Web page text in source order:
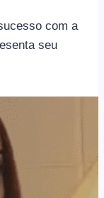
com a
seu